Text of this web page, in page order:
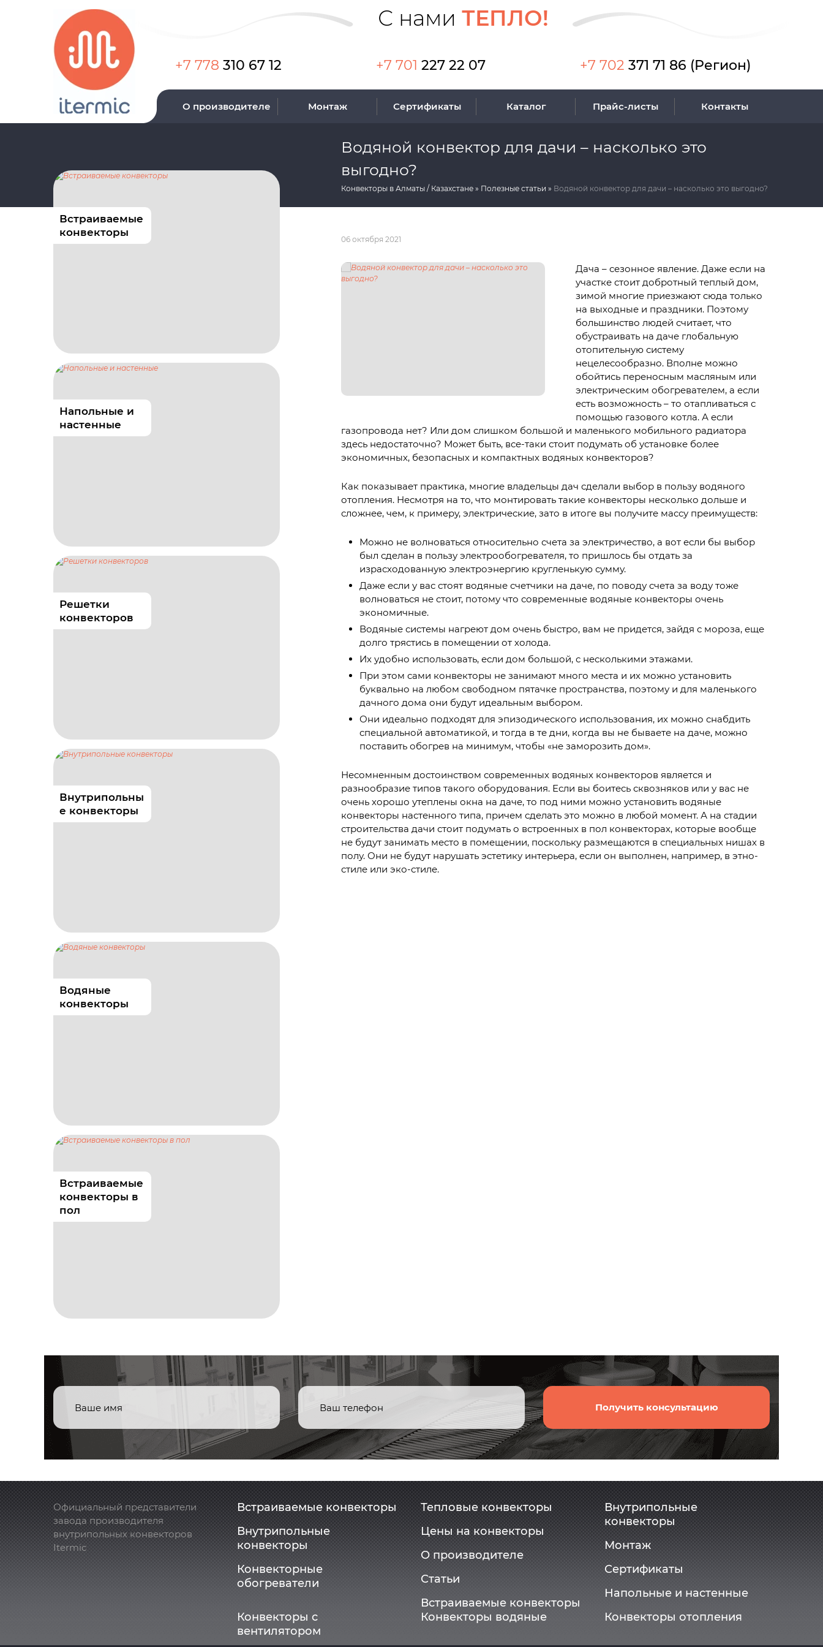
С нами ТЕПЛО!
+7 778 310 67 12 +7 701 227 22 07 +7 702 371 71 86 (Регион)
О производителе Монтаж Сертификаты Каталог Прайс-листы Контакты
Водяной конвектор для дачи – насколько это
выгодно?
Конвекторы в Алматы / Казахстане Полезные статьи Водяной конвектор для дачи – насколько это выгодно?
Встраиваемые
конвекторы
Напольные и
настенные
Решетки
конвекторов
Внутрипольны
е конвекторы
Водяные
конвекторы
Встраиваемые
конвекторы в
пол
06 октября 2021
Дача – сезонное явление. Даже если на
участке стоит добротный теплый дом,
зимой многие приезжают сюда только
на выходные и праздники. Поэтому
большинство людей считает, что
обустраивать на даче глобальную
отопительную систему
нецелесообразно. Вполне можно
обойтись переносным масляным или
электрическим обогревателем, а если
есть возможность – то отапливаться с
помощью газового котла. А если
газопровода нет? Или дом слишком большой и маленького мобильного радиатора
здесь недостаточно? Может быть, все-таки стоит подумать об установке более
экономичных, безопасных и компактных водяных конвекторов?
Как показывает практика, многие владельцы дач сделали выбор в пользу водяного
отопления. Несмотря на то, что монтировать такие конвекторы несколько дольше и
сложнее, чем, к примеру, электрические, зато в итоге вы получите массу преимуществ:
Можно не волноваться относительно счета за электричество, а вот если бы выбор
был сделан в пользу электрообогревателя, то пришлось бы отдать за
израсходованную электроэнергию кругленькую сумму.
Даже если у вас стоят водяные счетчики на даче, по поводу счета за воду тоже
волноваться не стоит, потому что современные водяные конвекторы очень
экономичные.
Водяные системы нагреют дом очень быстро, вам не придется, зайдя с мороза, еще
долго трястись в помещении от холода.
Их удобно использовать, если дом большой, с несколькими этажами.
При этом сами конвекторы не занимают много места и их можно установить
буквально на любом свободном пятачке пространства, поэтому и для маленького
дачного дома они будут идеальным выбором.
Они идеально подходят для эпизодического использования, их можно снабдить
специальной автоматикой, и тогда в те дни, когда вы не бываете на даче, можно
поставить обогрев на минимум, чтобы «не заморозить дом».
Несомненным достоинством современных водяных конвекторов является и
разнообразие типов такого оборудования. Если вы боитесь сквозняков или у вас не
очень хорошо утеплены окна на даче, то под ними можно установить водяные
конвекторы настенного типа, причем сделать это можно в любой момент. А на стадии
строительства дачи стоит подумать о встроенных в пол конвекторах, которые вообще
не будут занимать место в помещении, поскольку размещаются в специальных нишах в
полу. Они не будут нарушать эстетику интерьера, если он выполнен, например, в этно-
стиле или эко-стиле.
Получить консультацию
Официальный представители
завода производителя
внутрипольных конвекторов
Itermic
Встраиваемые конвекторы
Внутрипольные
конвекторы
Конвекторные
обогреватели
Тепловые конвекторы
Цены на конвекторы
О производителе
Статьи
Встраиваемые конвекторы
Внутрипольные
конвекторы
Монтаж
Сертификаты
Напольные и настенные
Конвекторы с
вентилятором
Конвекторы водяные Конвекторы отопления